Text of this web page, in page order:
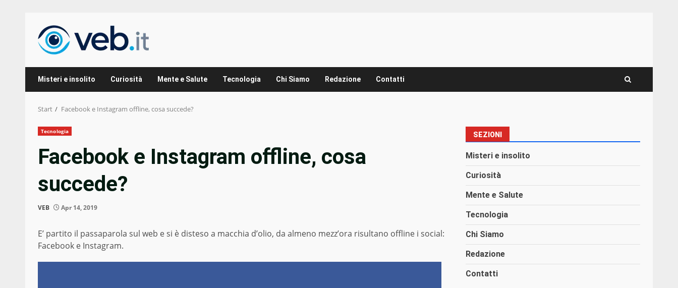
Inhalt
springen
Misteri e insolito Curiosità Mente e Salute Tecnologia Chi Siamo Redazione Contatti
Start Facebook e Instagram offline, cosa succede?
Tecnologia
Facebook e Instagram offline, cosa
succede?
VEB Apr 14, 2019
E’ partito il passaparola sul web e si è disteso a macchia d’olio, da almeno mezz’ora risultano offline i social:
Facebook e Instagram.
SEZIONI
Misteri e insolito
Curiosità
Mente e Salute
Tecnologia
Chi Siamo
Redazione
Contatti